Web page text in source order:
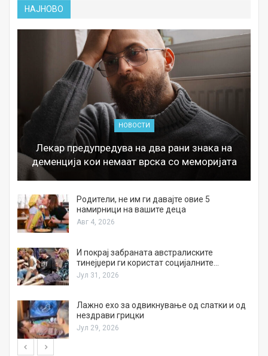
НАЈНОВО
НОВОСТИ
Лекар предупредува на два рани знака на
деменција кои немаат врска со меморијата
Родители, не им ги давајте овие 5
намирници на вашите деца
Авг 4, 2026
И покрај забраната австралиските
тинејџери ги користат социјалните…
Јул 31, 2026
Лажно ехо за одвикнување од слатки и од
нездрави грицки
Јул 29, 2026